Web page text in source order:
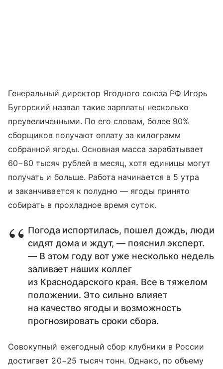
Генеральный директор Ягодного союза РФ Игорь
Бугорский назвал такие зарплаты несколько
преувеличенными. По его словам, более 90%
сборщиков получают оплату за килограмм
собранной ягоды. Основная масса зарабатывает
60−80 тысяч рублей в месяц, хотя единицы могут
получать и больше. Работа начинается в 5 утра
и заканчивается к полудню — ягоды принято
собирать в прохладное время суток.
Погода испортилась, пошел дождь, люди
сидят дома и ждут, — пояснил эксперт.
— В этом году вот уже несколько недель
заливает наших коллег
из Краснодарского края. Все в тяжелом
положении. Это сильно влияет
на качество ягоды и возможность
прогнозировать сроки сбора.
Совокупный ежегодный сбор клубники в России
достигает 20−25 тысяч тонн. Однако, по объему